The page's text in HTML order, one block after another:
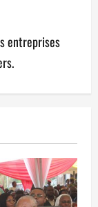
entreprises